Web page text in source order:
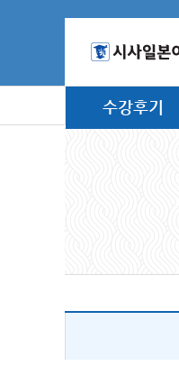
수강후기